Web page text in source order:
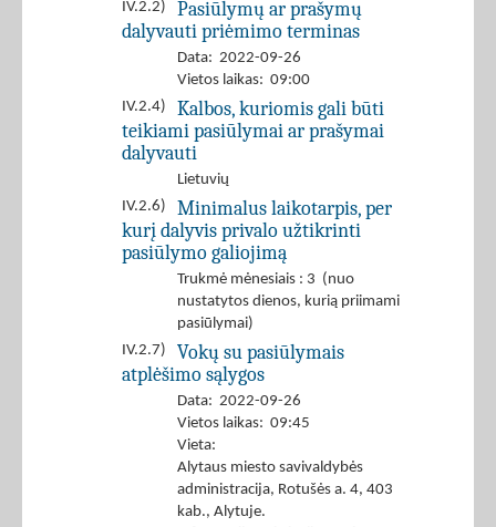
IV.2.2)
Pasiūlymų ar prašymų
dalyvauti priėmimo terminas
Data: 2022-09-26
Vietos laikas: 09:00
IV.2.4)
Kalbos, kuriomis gali būti
teikiami pasiūlymai ar prašymai
dalyvauti
Lietuvių
IV.2.6)
Minimalus laikotarpis, per
kurį dalyvis privalo užtikrinti
pasiūlymo galiojimą
Trukmė mėnesiais : 3 (nuo
nustatytos dienos, kurią priimami
pasiūlymai)
IV.2.7)
Vokų su pasiūlymais
atplėšimo sąlygos
Data: 2022-09-26
Vietos laikas: 09:45
Vieta:
Alytaus miesto savivaldybės
administracija, Rotušės a. 4, 403
kab., Alytuje.